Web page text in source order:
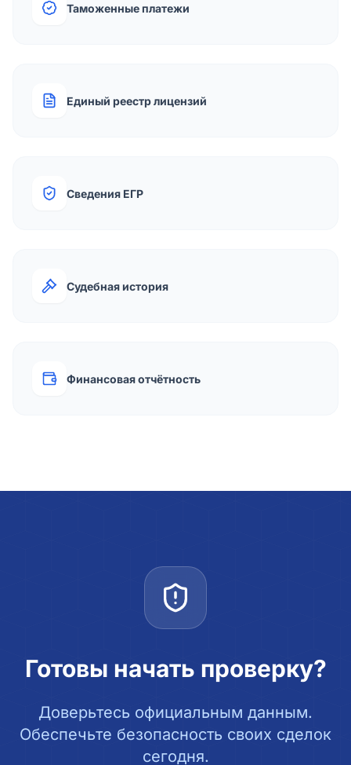
Таможенные платежи
Единый реестр лицензий
Сведения ЕГР
Судебная история
Финансовая отчётность
Готовы начать проверку?
Доверьтесь официальным данным.
Обеспечьте безопасность своих сделок
сегодня.